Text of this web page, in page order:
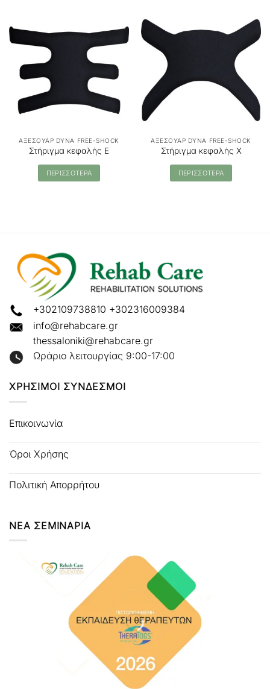
ΑΞΕΣΟΥΑΡ DYNA FREE-SHOCK
Στήριγμα κεφαλής Ε
ΠΕΡΙΣΣΟΤΕΡΑ
ΑΞΕΣΟΥΑΡ DYNA FREE-SHOCK
Στήριγμα κεφαλής Χ
ΠΕΡΙΣΣΟΤΕΡΑ
+302109738810 +302316009384
info@rehabcare.gr
thessaloniki@rehabcare.gr
Ωράριο λειτουργίας 9:00-17:00
ΧΡΗΣΙΜΟΙ ΣΥΝΔΕΣΜΟΙ
Επικοινωνία
Όροι Χρήσης
Πολιτική Απορρήτου
ΝΕΑ ΣΕΜΙΝΑΡΙΑ